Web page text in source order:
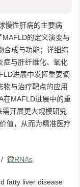
慢性肝病的主要病
的定义演变与
合成与功能；详细综
症与肝纤维化、氧化
进展中发挥重要调
物与治疗靶点的应用
在MAFLD进展中的重
开展更大规模研究
值，从而为精准医疗
/ 微RNAs
fatty liver disease